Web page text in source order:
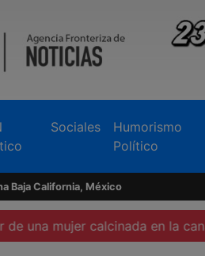
Sociales
Humorismo
Político
Baja California, México
calcinada en la canalización